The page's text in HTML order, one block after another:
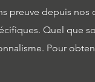
preuve depuis nos
Quel que
Pour